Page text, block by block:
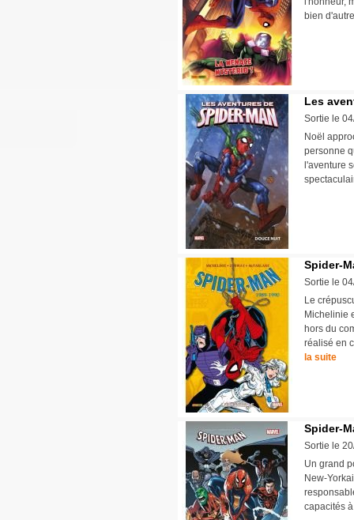
bien
Les
Sortie le
Noël
personne
l'aventure
Spider-
Sortie le
Le
Michelinie
hors du
réalisé en
la suite
Spider-
Sortie le
Un grand
New-
capacités